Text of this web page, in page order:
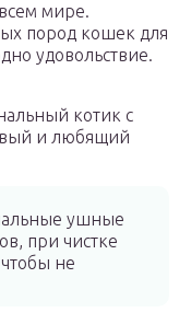
мире.
пород кошек для
удовольствие.
котик с
и любящий
ушные
при чистке
не